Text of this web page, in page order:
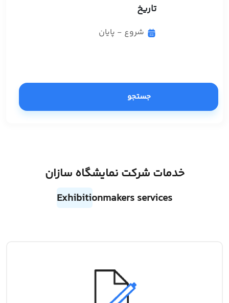
تاریخ
شروع - پایان
جستجو
خدمات شرکت نمایشگاه سازان
Exhibitionmakers services